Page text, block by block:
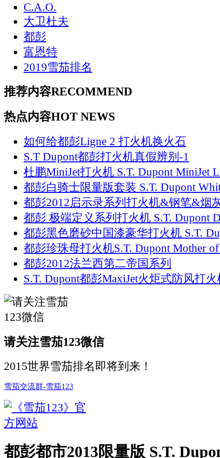
C.A.O.
大卫杜夫
都彭
富恩特
2019雪茄排名
推荐内容RECOMMEND
热点内容HOT NEWS
如何给都彭Ligne 2 打火机换火石
S.T Dupont都彭打火机真假辨别-1
杜鹏MiniJet打火机 S.T. Dupont MiniJet
都彭白骑士限量版套装 S.T. Dupont
都彭2012启示录系列打火机&钢笔&烟
都彭 极端定义系列打火机 S.T. Dupont
都彭黑色磨砂中国漆豪华打火机 S.T.
都彭珍珠母打火机S.T. Dupont Mother of
都彭2012法兰西第二帝国系列
S.T. Dupont都彭MaxiJet火炬式防风打火
请关注雪茄123微信
2015世界雪茄排名即将到来！
雪茄交流群-雪茄123
都彭都市2013限量版 S.T.